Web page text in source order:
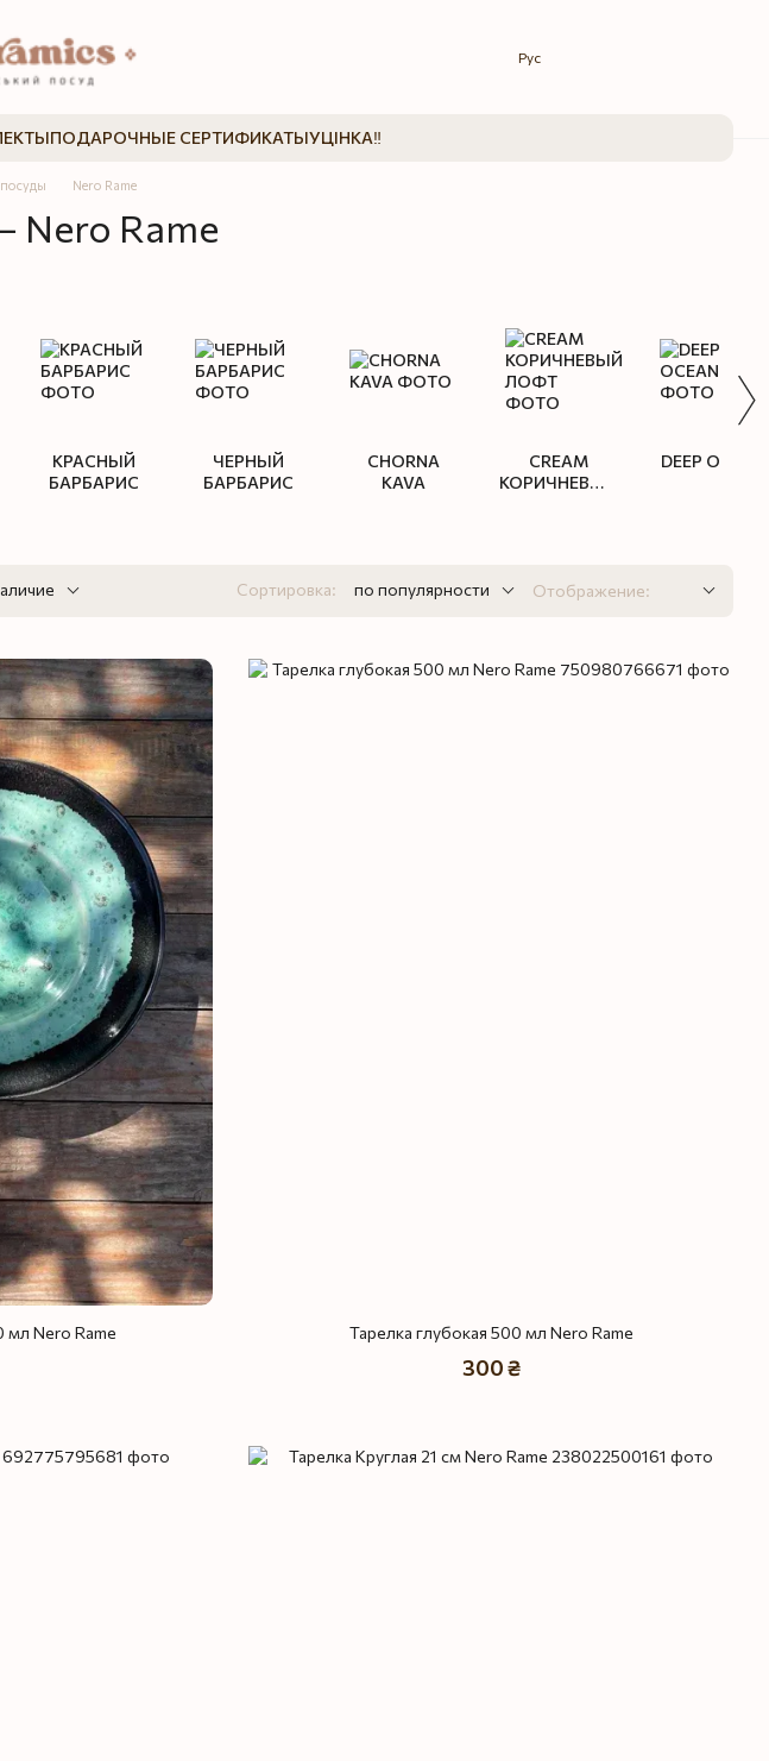
Рус
ПОДАРОЧНЫЕ СЕРТИФИКАТЫУЦІНКА‼️
Nero Rame
Nero Rame
КРАСНЫЙ
БАРБАРИС
ЧЕРНЫЙ
БАРБАРИС
CHORNA
KAVA
CREAM
КОРИЧНЕВЫЙ
DEEP OCEAN
Сортировка: по популярности Отображение:
мл Nero Rame Тарелка глубокая 500 мл Nero Rame
300 ₴